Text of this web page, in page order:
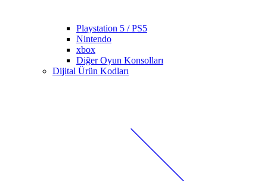
Playstation 5 / PS5
Nintendo
xbox
Diğer Oyun Konsolları
Dijital Ürün Kodları